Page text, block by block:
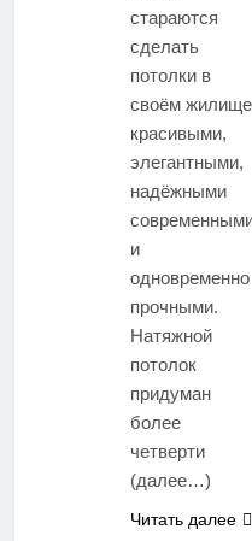
стараются
сделать
потолки в
своём жилище
красивыми,
элегантными,
надёжными
и
одновременно
прочными.
Натяжной
потолок
придуман
более
четверти
(далее…)
Читать далее